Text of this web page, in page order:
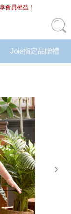
會員權益！
Joie指定品贈禮
next